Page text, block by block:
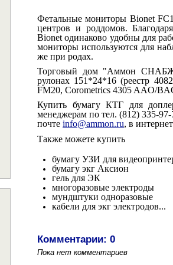
Фетальные мониторы Bionet
центров и роддомов.
Bionet одинаково удобны для
мониторы используются для
же при родах.
Торговый дом "Аммон
рулонах 151*24*16 (реестр
FM20, Corometrics 4305 AAO/
Купить бумагу КТГ для
менеджерам по тел. (812) 335-
почте info@ammon.ru, в
Также можете купить
бумагу УЗИ для
бумагу экг Аксион
гель для ЭК
многоразовые электроды
мундштуки одноразовые
кабели для экг электродов...
Комментарии: 0
Пока нет комментариев